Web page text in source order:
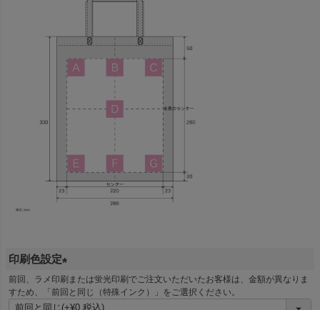
印刷色設定
(
必
前回、ラメ印刷または蛍光印刷でご注文いただいたお客様は、金額が異なりま
すため、「前回と同じ（特殊インク）」をご選択ください。